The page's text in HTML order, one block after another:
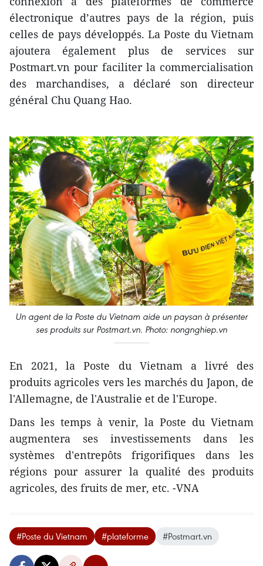
électronique d’autres pays de la région, puis
celles de pays développés. La Poste du Vietnam
ajoutera également plus de services sur
Postmart.vn pour faciliter la commercialisation
des marchandises, a déclaré son directeur
général Chu Quang Hao.
Un agent de la Poste du Vietnam aide un paysan à présenter
ses produits sur Postmart.vn. Photo: nongnghiep.vn
En 2021, la Poste du Vietnam a livré des
produits agricoles vers les marchés du Japon, de
l'Allemagne, de l'Australie et de l'Europe.
Dans les temps à venir, la Poste du Vietnam
augmentera ses investissements dans les
systèmes d'entrepôts frigorifiques dans les
régions pour assurer la qualité des produits
agricoles, des fruits de mer, etc. -VNA
#Poste du Vietnam #plateforme #Postmart.vn